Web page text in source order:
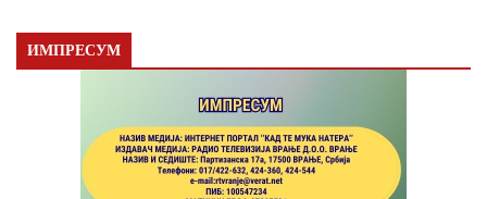
ИМПРЕСУМ